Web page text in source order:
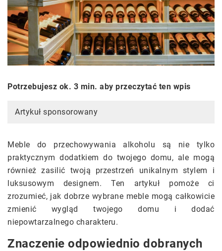
Potrzebujesz ok. 3 min. aby przeczytać ten wpis
Artykuł sponsorowany
Meble do przechowywania alkoholu są nie tylko
praktycznym dodatkiem do twojego domu, ale mogą
również zasilić twoją przestrzeń unikalnym stylem i
luksusowym designem. Ten artykuł pomoże ci
zrozumieć, jak dobrze wybrane meble mogą całkowicie
zmienić wygląd twojego domu i dodać
niepowtarzalnego charakteru.
Znaczenie odpowiednio dobranych